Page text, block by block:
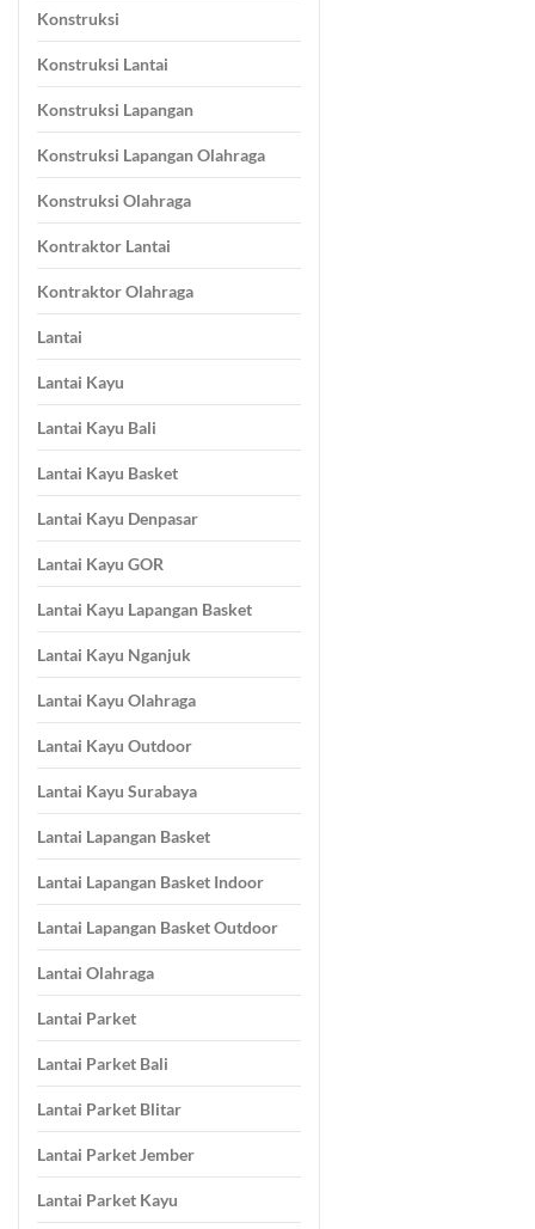
Konstruksi
Konstruksi Lantai
Konstruksi Lapangan
Konstruksi Lapangan Olahraga
Konstruksi Olahraga
Kontraktor Lantai
Kontraktor Olahraga
Lantai
Lantai Kayu
Lantai Kayu Bali
Lantai Kayu Basket
Lantai Kayu Denpasar
Lantai Kayu GOR
Lantai Kayu Lapangan Basket
Lantai Kayu Nganjuk
Lantai Kayu Olahraga
Lantai Kayu Outdoor
Lantai Kayu Surabaya
Lantai Lapangan Basket
Lantai Lapangan Basket Indoor
Lantai Lapangan Basket Outdoor
Lantai Olahraga
Lantai Parket
Lantai Parket Bali
Lantai Parket Blitar
Lantai Parket Jember
Lantai Parket Kayu